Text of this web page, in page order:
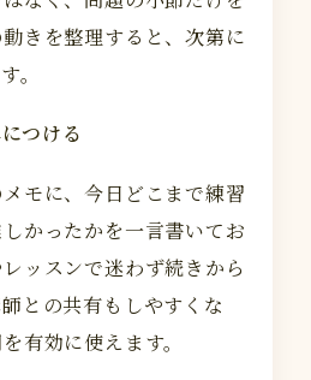
きを整理すると、次第に
。
つける
モに、今日どこまで練習
かったかを一言書いてお
ッスンで迷わず続きから
との共有もしやすくな
有効に使えます。